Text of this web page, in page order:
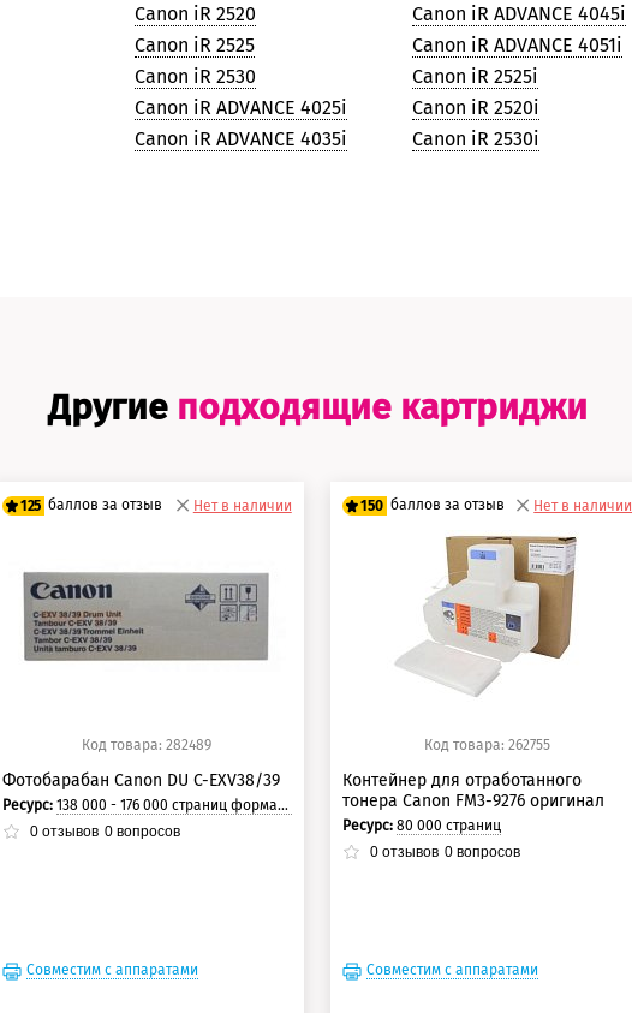
Canon iR 2520
Canon iR 2525
Canon iR 2530
Canon iR ADVANCE 4025i
Canon iR ADVANCE 4035i
Canon iR ADVANCE 4045i
Canon iR ADVANCE 4051i
Canon iR 2525i
Canon iR 2520i
Canon iR 2530i
Другие подходящие картриджи
125 баллов за отзыв
100 баллов
125 баллов
Нет в наличии
Код товара: 282489
Фотобарабан Canon DU С-EXV38/39
Ресурс: 138 000 - 176 000 страниц формата А4 при 5% заполнении страницы.
0отзывов 0вопросов
Совместим с аппаратами
150 баллов за отзыв
125 баллов
150 баллов
Нет в наличии
Код товара: 262755
Контейнер для отработанного
тонера Canon FM3-9276 оригинал
Ресурс:80 000 страниц
0 отзывов 0 вопросов
Совместим с аппаратами